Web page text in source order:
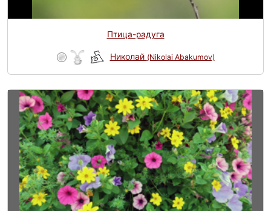
Птица-радуга
Николай (Nikolai Abakumov)